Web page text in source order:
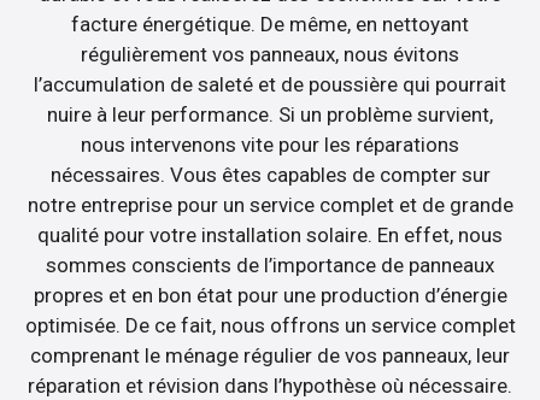
facture énergétique. De même, en nettoyant
régulièrement vos panneaux, nous évitons
l’accumulation de saleté et de poussière qui pourrait
nuire à leur performance. Si un problème survient,
nous intervenons vite pour les réparations
nécessaires. Vous êtes capables de compter sur
notre entreprise pour un service complet et de grande
qualité pour votre installation solaire. En effet, nous
sommes conscients de l’importance de panneaux
propres et en bon état pour une production d’énergie
optimisée. De ce fait, nous offrons un service complet
comprenant le ménage régulier de vos panneaux, leur
réparation et révision dans l’hypothèse où nécessaire.